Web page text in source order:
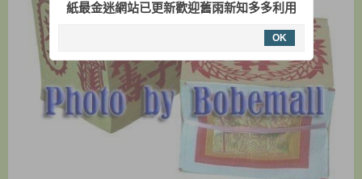
紙最金迷網站已更新歡迎舊雨新知多多利用
OK